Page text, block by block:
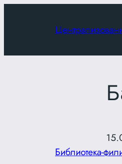
Библиотека-